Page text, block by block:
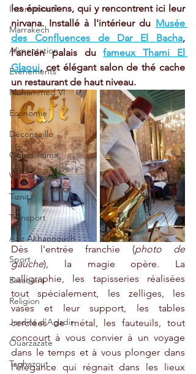
International
Marrakech
Alimentation
Evénements
Mohammed VI
Economie
Déconseillé
Ouled Teima
Vidéos
Tiznit
Transport
Aziz Akhannouch
Sport
Essaouira
Religion
Jardins d'Agadir
Ouarzazate
Taghazout
les épicuriens, qui y rencontrent ici leur
nirvana. Installé à l'intérieur du Musée
des Confluences de Dar El Bacha,
l'ancien palais du fameux Thami El
Glaoui, cet élégant salon de thé cache
un restaurant de haut niveau.
Dès l'entrée franchie (photo de
gauche), la magie opère. La
calligraphie, les tapisseries réalisées
tout spécialement, les zelliges, les
vases et leur support, les tables
cerclées de métal, les fauteuils, tout
concourt à vous convier à un voyage
dans le temps et à vous plonger dans
l'élégance qui régnait dans les lieux